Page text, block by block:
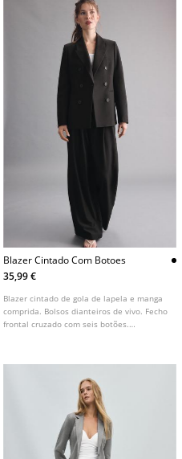
Blazer Cintado Com Botoes
35,99 €
Blazer cintado de gola de lapela e manga
comprida. Bolsos dianteiros de vivo. Fecho
frontal cruzado com seis botões.